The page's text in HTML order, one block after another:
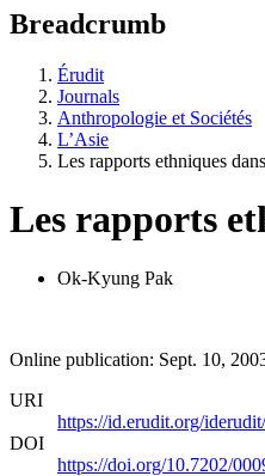
Breadcrumb
Érudit
Journals
Anthropologie et Sociétés
L’Asie
Les rapports ethniques
Les rapports
Ok-Kyung Pak
Online publication: Sept. 10,
URI
https://id.erudit.org/
DOI
https://doi.org/10.7202/